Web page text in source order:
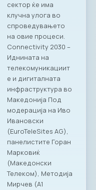
членки. Како
патрон партнер, за
заедницата на
МАСИТ
подготвивме
специјална
програма со
ексклузивни
бенефити која ќе
биде достапна во
сите наши локации
– PARK by Ragusa,
RAGUSA 360, Ragusa
919 и Kinder PARK.
Нашата цел е да
понудиме врвно
искуство и
поддршка како за